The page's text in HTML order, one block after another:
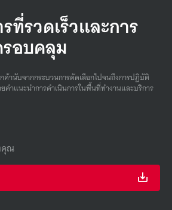
ที่รวดเร็วและการ
อบคลุม
ค้านับจากกระบวนการคัดเลือกไปจนถึงการปฏิบัติ
คําแนะนําการดําเนินการในพื้นที่ทํางานและบริการ
คุณ